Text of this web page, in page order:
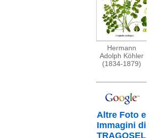
Hermann
Adolph Köhler
(1834-1879)
Altre Foto e
Immagini di
TRAGOSEL